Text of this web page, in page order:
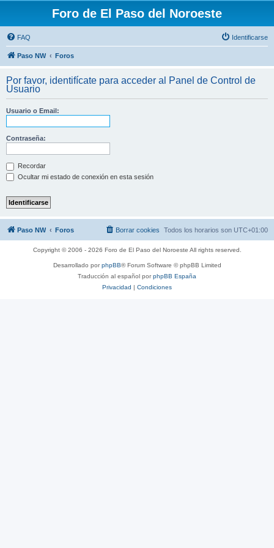
Foro de El Paso del Noroeste
FAQ Identificarse
Paso NW Foros
Por favor, identifícate para acceder al Panel de Control de
Usuario
Usuario o Email:
Contraseña:
Recordar
Ocultar mi estado de conexión en esta sesión
Paso NW Foros Todos los horarios son UTC+01:00
Borrar cookies
Copyright © 2006 - 2026 Foro de El Paso del Noroeste All rights reserved.
Desarrollado porphpBB® Forum Software © phpBB Limited
Traducción al español porphpBB España
Privacidad | Condiciones